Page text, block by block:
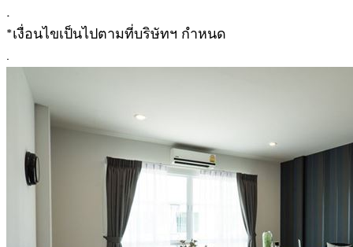
.
*เงื่อนไขเป็นไปตามที่บริษัทฯ กำหนด
.